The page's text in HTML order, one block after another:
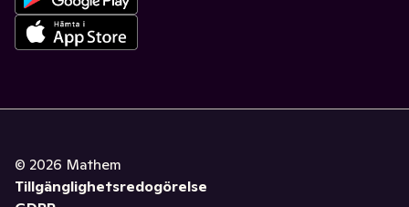
© 2026 Mathem
Tillgänglighetsredogörelse